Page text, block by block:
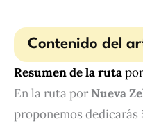
Contenido del
Resumen de la ruta
En la ruta por Nueva
proponemos dedicarás